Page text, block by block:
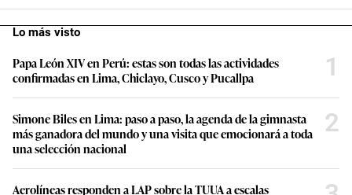
Lo más visto
Papa León XIV en Perú: estas son todas las actividades
confirmadas en Lima, Chiclayo, Cusco y Pucallpa
1
Simone Biles en Lima: paso a paso, la agenda de la gimnasta
más ganadora del mundo y una visita que emocionará a toda
una selección nacional
2
Aerolíneas responden a LAP sobre la TUUA a escalas